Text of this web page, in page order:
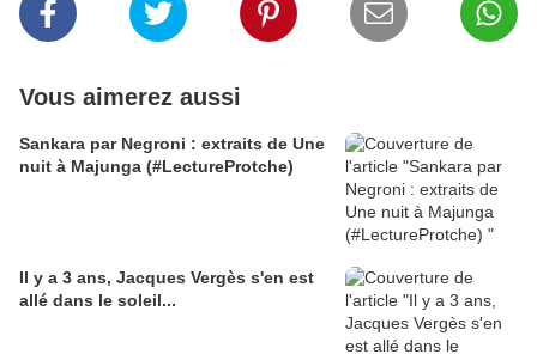
Vous aimerez aussi
Sankara par Negroni : extraits de Une
nuit à Majunga (#LectureProtche)
Il y a 3 ans, Jacques Vergès s'en est
allé dans le soleil...